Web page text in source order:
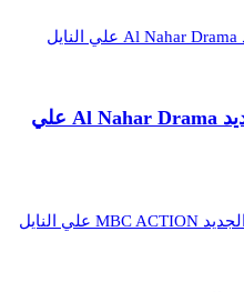
تردد قناة النهار دراما 2026 الجديد Al Nahar Drama علي